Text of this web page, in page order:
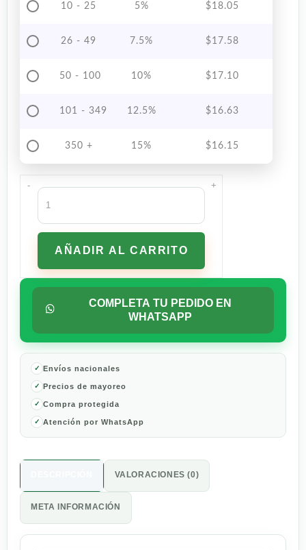
10 - 25 5% $18.05
26 - 49 7.5% $17.58
50 - 100 10% $17.10
101 - 349 12.5% $16.63
350 + 15% $16.15
-
Salsa
De
Chile
Chipotle
Costeña
Doña
350
AÑADIR AL CARRITO
+
COMPLETA TU PEDIDO EN
WHATSAPP
Envíos nacionales
Precios de mayoreo
Compra protegida
Atención por WhatsApp
VALORACIONES (0)
META INFORMACIÓN